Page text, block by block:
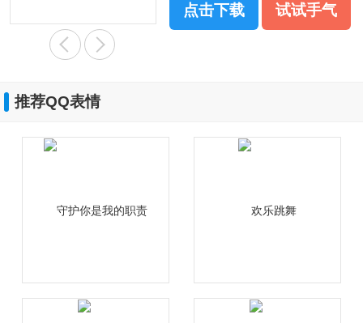
点击下载 试试手气
推荐QQ表情